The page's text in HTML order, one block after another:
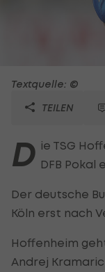
Textquelle: ©
TEILEN
D ie TSG
DFB Pokal
Der deutsche
Köln erst nach
Hoffenheim
Andrej